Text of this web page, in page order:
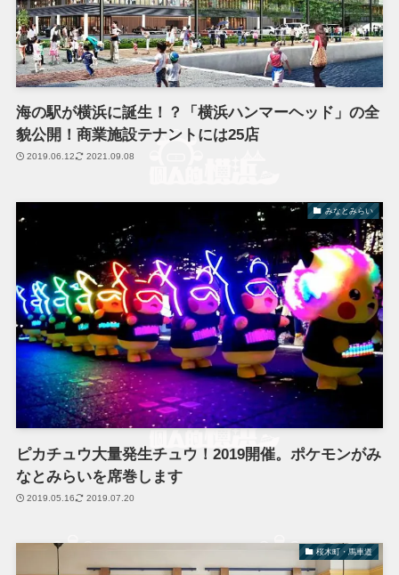
海の駅が横浜に誕生！？「横浜ハンマーヘッド」の全
貌公開！商業施設テナントには25店
2019.06.12 2021.09.08
みなとみらい
ピカチュウ大量発生チュウ！2019開催。ポケモンがみ
なとみらいを席巻します
2019.05.16 2019.07.20
桜木町・馬車道